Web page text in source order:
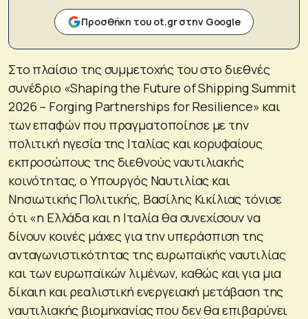
Προσθήκη του ot.gr στην Google
Στο πλαίσιο της συμμετοχής του στο διεθνές
συνέδριο «Shaping the Future of Shipping Summit
2026 – Forging Partnerships for Resilience» και
των επαφών που πραγματοποίησε με την
πολιτική ηγεσία της Ιταλίας και κορυφαίους
εκπροσώπους της διεθνούς ναυτιλιακής
κοινότητας, ο Υπουργός Ναυτιλίας και
Νησιωτικής Πολιτικής, Βασίλης Κικίλιας τόνισε
ότι «η Ελλάδα και η Ιταλία θα συνεχίσουν να
δίνουν κοινές μάχες για την υπεράσπιση της
ανταγωνιστικότητας της ευρωπαϊκής ναυτιλίας
και των ευρωπαϊκών λιμένων, καθώς και για μια
δίκαιη και ρεαλιστική ενεργειακή μετάβαση της
ναυτιλιακής βιομηχανίας που δεν θα επιβαρύνει